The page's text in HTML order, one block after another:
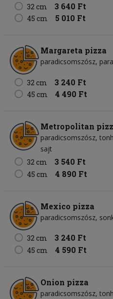
32 cm
3 640 Ft
45 cm 5 010 Ft
Margareta pizza
paradicsomszósz
32 cm 3 240 Ft
45 cm 4 490 Ft
Metropolitan
paradicsomszósz
sajt
32 cm
3 540 Ft
45 cm 4 890 Ft
Mexico pizza
paradicsomszósz
32 cm 3 240 Ft
45 cm 4 590 Ft
Onion pizza
paradicsomszósz